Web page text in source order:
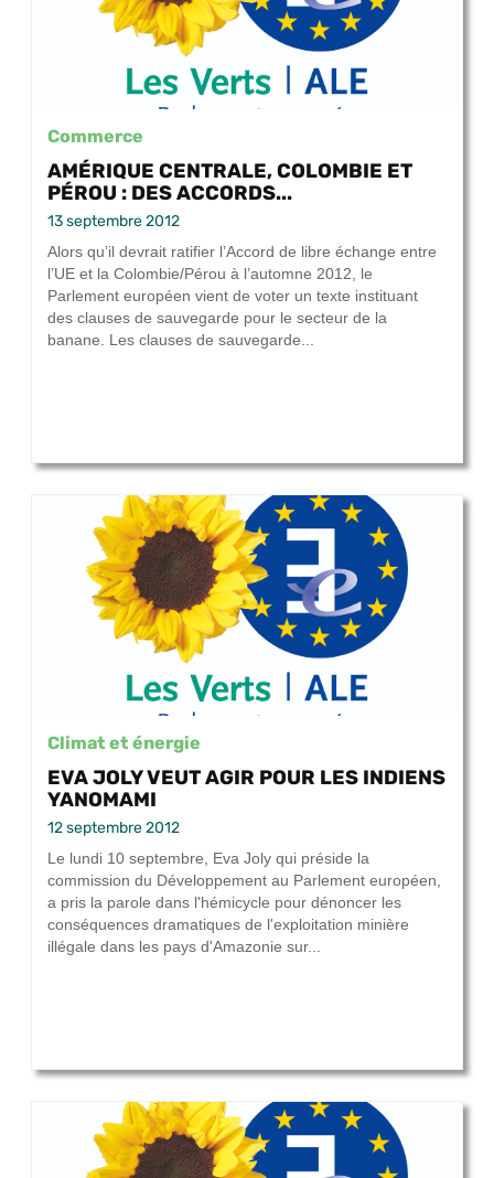
Commerce
AMÉRIQUE CENTRALE, COLOMBIE ET
PÉROU : DES ACCORDS...
13 septembre 2012
Alors qu’il devrait ratifier l’Accord de libre échange entre
l’UE et la Colombie/Pérou à l’automne 2012, le
Parlement européen vient de voter un texte instituant
des clauses de sauvegarde pour le secteur de la
banane. Les clauses de sauvegarde...
Climat et énergie
EVA JOLY VEUT AGIR POUR LES INDIENS
YANOMAMI
12 septembre 2012
Le lundi 10 septembre, Eva Joly qui préside la
commission du Développement au Parlement européen,
a pris la parole dans l'hémicycle pour dénoncer les
conséquences dramatiques de l'exploitation minière
illégale dans les pays d'Amazonie sur...